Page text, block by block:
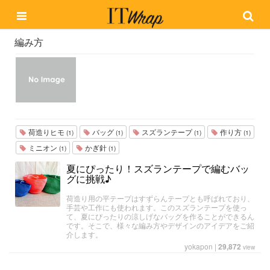
編み方
荷造りヒモ (1) バッグ (1) スズランテープ(1) 作り方 (1)
ミニオン (1) かぎ針 (1)
夏にぴったり！スズランテープで編むバッ
グに挑戦♪
荷造り用の平テープはすずらんテープとも呼ばれており、
手芸や工作にも使われます。このスズランテープを使っ
て、夏にぴったりの涼しげなバッグを作ることができるん
です。そこで、様々な編み方やデザインのアイデアをご紹
介します。
yokapon | 29,872 view